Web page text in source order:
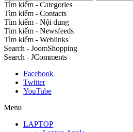
Tìm kiếm - Categories
Tìm kiếm - Contacts
Tìm kiếm - Nội dung
Tìm kiếm - Newsfeeds
Tìm kiếm - Weblinks
Search - JoomShopping
Search - JComments
Facebook
Twitter
YouTube
Menu
LAPTOP